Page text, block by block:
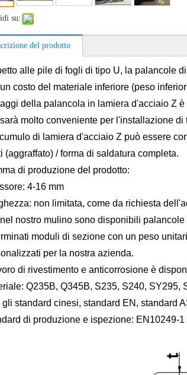
su:
del prodotto
alle pile di fogli di tipo U, la palancole
costo del materiale inferiore (peso
della palancola in lamiera d'acciaio Z
molto conveniente per l'installazione di
di lamiera d'acciaio Z può essere
(aggraffato) / forma di saldatura completa.
di produzione del prodotto:
4-16 mm
non limitata, come da richiesta
nostro mulino sono disponibili
moduli di sezione con un peso
per la nostra azienda.
di rivestimento e anticorrosione è
Q235B, Q345B, S235, S240, SY295,
gli standard cinesi, standard EN, standard
di produzione e ispezione: EN10249-